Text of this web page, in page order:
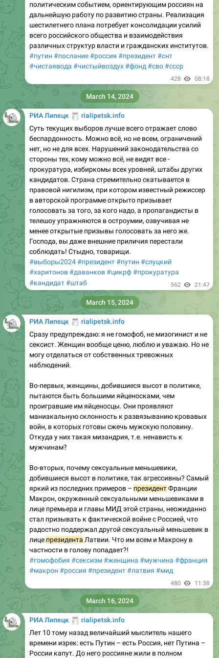
политическим событием, ориентирующим россиян на
дальнейшую работу по развитию страны. Реализация
шестилетнего плана потребует консолидации усилий
всего российского общества и взаимодействия
различных структур власти и гражданских институтов.
#путин #послание#россия #президент#снт
#чистаявода #чистыйвоздух#фонд#сво#ссср
428 08:18
РИА Липецк
🧾rialipetsk.info
Суть текущих выборов лучше всего отражает слово
беспардонность. Можно всё, но не всем, ограничений
нет, но не для всех. Нарушений законодательства со
стороны тех, кому можно всё, не видят все -
прокуратура, избиркомы всех уровней, штабы других
кандидатов. Страна стремительно скатывается в
правовой нигилизм, при котором известный режиссер
в авторской программе открыто призывает
голосовать за того, за кого надо, а пропагандисты в
телешоу упражняются в остроумии, озвучивая не
менее открытые призывы голосовать за него же.
Господа, вы даже внешние приличия перестали
соблюдать! Стыдно, товарищи.
#выборы2024#президент#путин #слуцкий
#харитонов#даванков#цикрф#прокуратура
#кандидат#штаб 562 21:47
March 14, 2024
РИА Липецк
🧾rialipetsk.info
Сразу предупреждаю: я не гомофоб, не мизогинист и не
сексист. Женщин вообще ценю, люблю и уважаю. Но не
могу отделаться от собственных тревожных
наблюдений.
Во-первых, женщины, добившиеся высот в политике,
пытаются быть большими яйценосками, чем
проигравшие им яйценосцы. Они проявляют
маниакальную склонность к развязыванию кровавых
войн, в которых готовы сжечь мужскую половину.
Откуда у них такая мизандрия, т.е. ненависть к
мужчинам?
Во-вторых, почему сексуальные меньшевики,
добившиеся высот в политике, так агрессивны? Самый
яркий из последних примеров – президентФранции
Макрон, окруженный сексуальными меньшевиками в
лице премьера и главы МИД этой страны, неожиданно
стал призывать к фактической войне с Россией, что
радостно поддержал другой сексуальный меньшевик в
лице президента Латвии. Что им всем и Макрону в
частности в голову попадает?!
#гомофобия #сексизм#женщина #мужчина #франция
#макрон #россия #президент#латвия #мид
480 11:38
March 15, 2024
РИА Липецк
🧾rialipetsk.info
Лет 10 тому назад величайший мыслитель нашего
времени изрек: есть Путин – есть Россия, нет Путина –
России капут. До него россияне жили в полном
March 16, 2024